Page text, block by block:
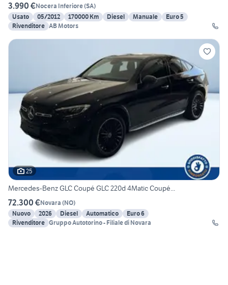
3.990 €Nocera Inferiore(SA)
Usato
05/2012 170000 Km Diesel Manuale
Euro 5
Rivenditore AB Motors
25
Mercedes-Benz GLC Coupé GLC 220d 4Matic Coupé...
72.300 €Novara (NO)
Nuovo
2026 Diesel Automatico
Euro 6
Rivenditore Gruppo Autotorino - Filiale di Novara